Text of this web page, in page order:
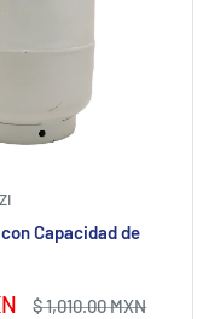
Capacidad de
Precio
$ 1,010.00 MXN